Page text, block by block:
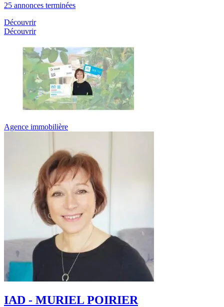
25 annonces terminées
Découvrir
Découvrir
Agence immobilière
IAD - MURIEL POIRIER